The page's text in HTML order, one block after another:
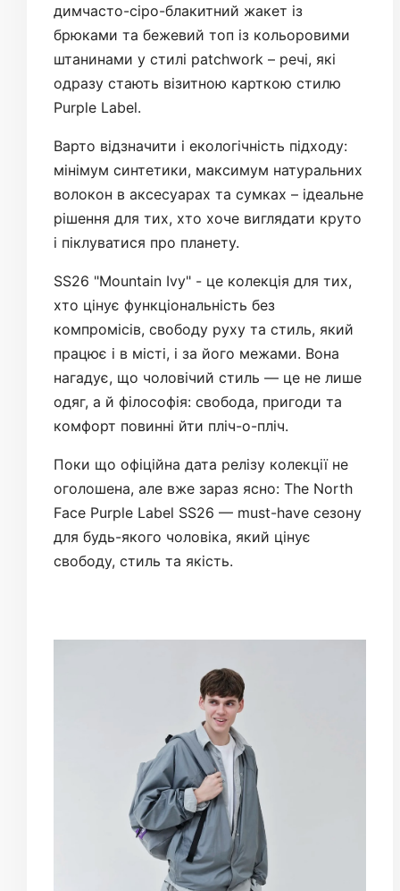
димчасто-сіро-блакитний жакет із
брюками та бежевий топ із кольоровими
штанинами у стилі patchwork – речі, які
одразу стають візитною карткою стилю
Purple Label.
Варто відзначити і екологічність підходу:
мінімум синтетики, максимум натуральних
волокон в аксесуарах та сумках – ідеальне
рішення для тих, хто хоче виглядати круто
і піклуватися про планету.
SS26 "Mountain Ivy" - це колекція для тих,
хто цінує функціональність без
компромісів, свободу руху та стиль, який
працює і в місті, і за його межами. Вона
нагадує, що чоловічий стиль — це не лише
одяг, а й філософія: свобода, пригоди та
комфорт повинні йти пліч-о-пліч.
Поки що офіційна дата релізу колекції не
оголошена, але вже зараз ясно: The North
Face Purple Label SS26 — must-have сезону
для будь-якого чоловіка, який цінує
свободу, стиль та якість.